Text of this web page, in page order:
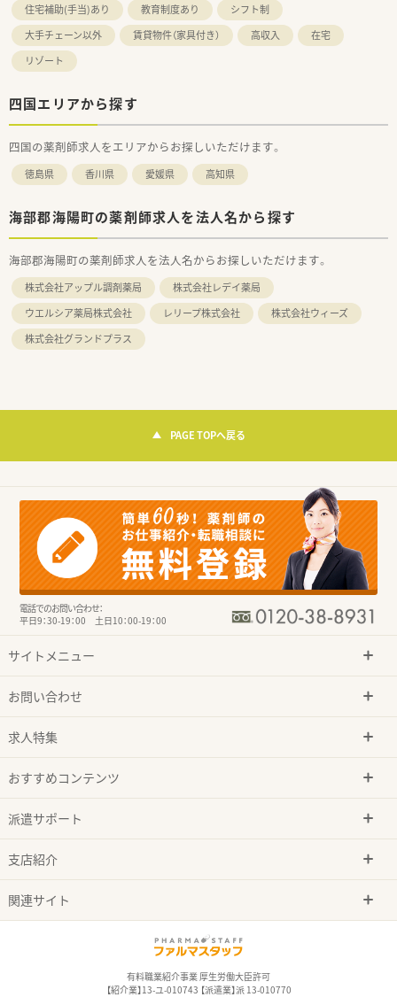
住宅補助(手当)あり
教育制度あり
シフト制
大手チェーン以外
賃貸物件（家具付き） 高収入
在宅
リゾート
四国エリアから探す
四国の薬剤師求人をエリアからお探しいただけます。
徳島県 香川県 愛媛県 高知県
海部郡海陽町の薬剤師求人を法人名から探す
海部郡海陽町の薬剤師求人を法人名からお探しいただけます。
株式会社アップル調剤薬局
株式会社レデイ薬局
ウエルシア薬局株式会社
レリープ株式会社
株式会社ウィーズ
株式会社グランドプラス
PAGE TOPへ戻る
電話でのお問い合わせ：
平日9：30-19：00 土日10：00-19：00
サイトメニュー
お問い合わせ
求人特集
おすすめコンテンツ
派遣サポート
支店紹介
関連サイト
有料職業紹介事業 厚生労働大臣許可
【紹介業】13-ユ-010743 【派遣業】派 13-010770